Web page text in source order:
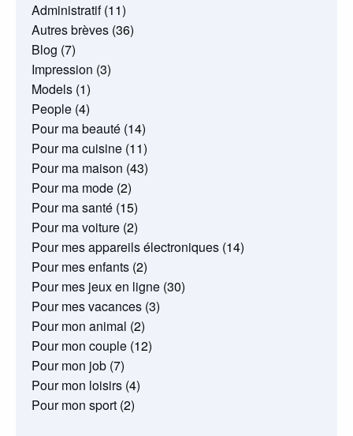
Administratif(11)
Autres brèves (36)
Blog (7)
Impression (3)
Models (1)
People (4)
Pour ma beauté (14)
Pour ma cuisine (11)
Pour ma maison (43)
Pour ma mode (2)
Pour ma santé (15)
Pour ma voiture (2)
Pour mes appareils électroniques (14)
Pour mes enfants (2)
Pour mes jeux en ligne (30)
Pour mes vacances (3)
Pour mon animal (2)
Pour mon couple (12)
Pour mon job (7)
Pour mon loisirs (4)
Pour mon sport (2)